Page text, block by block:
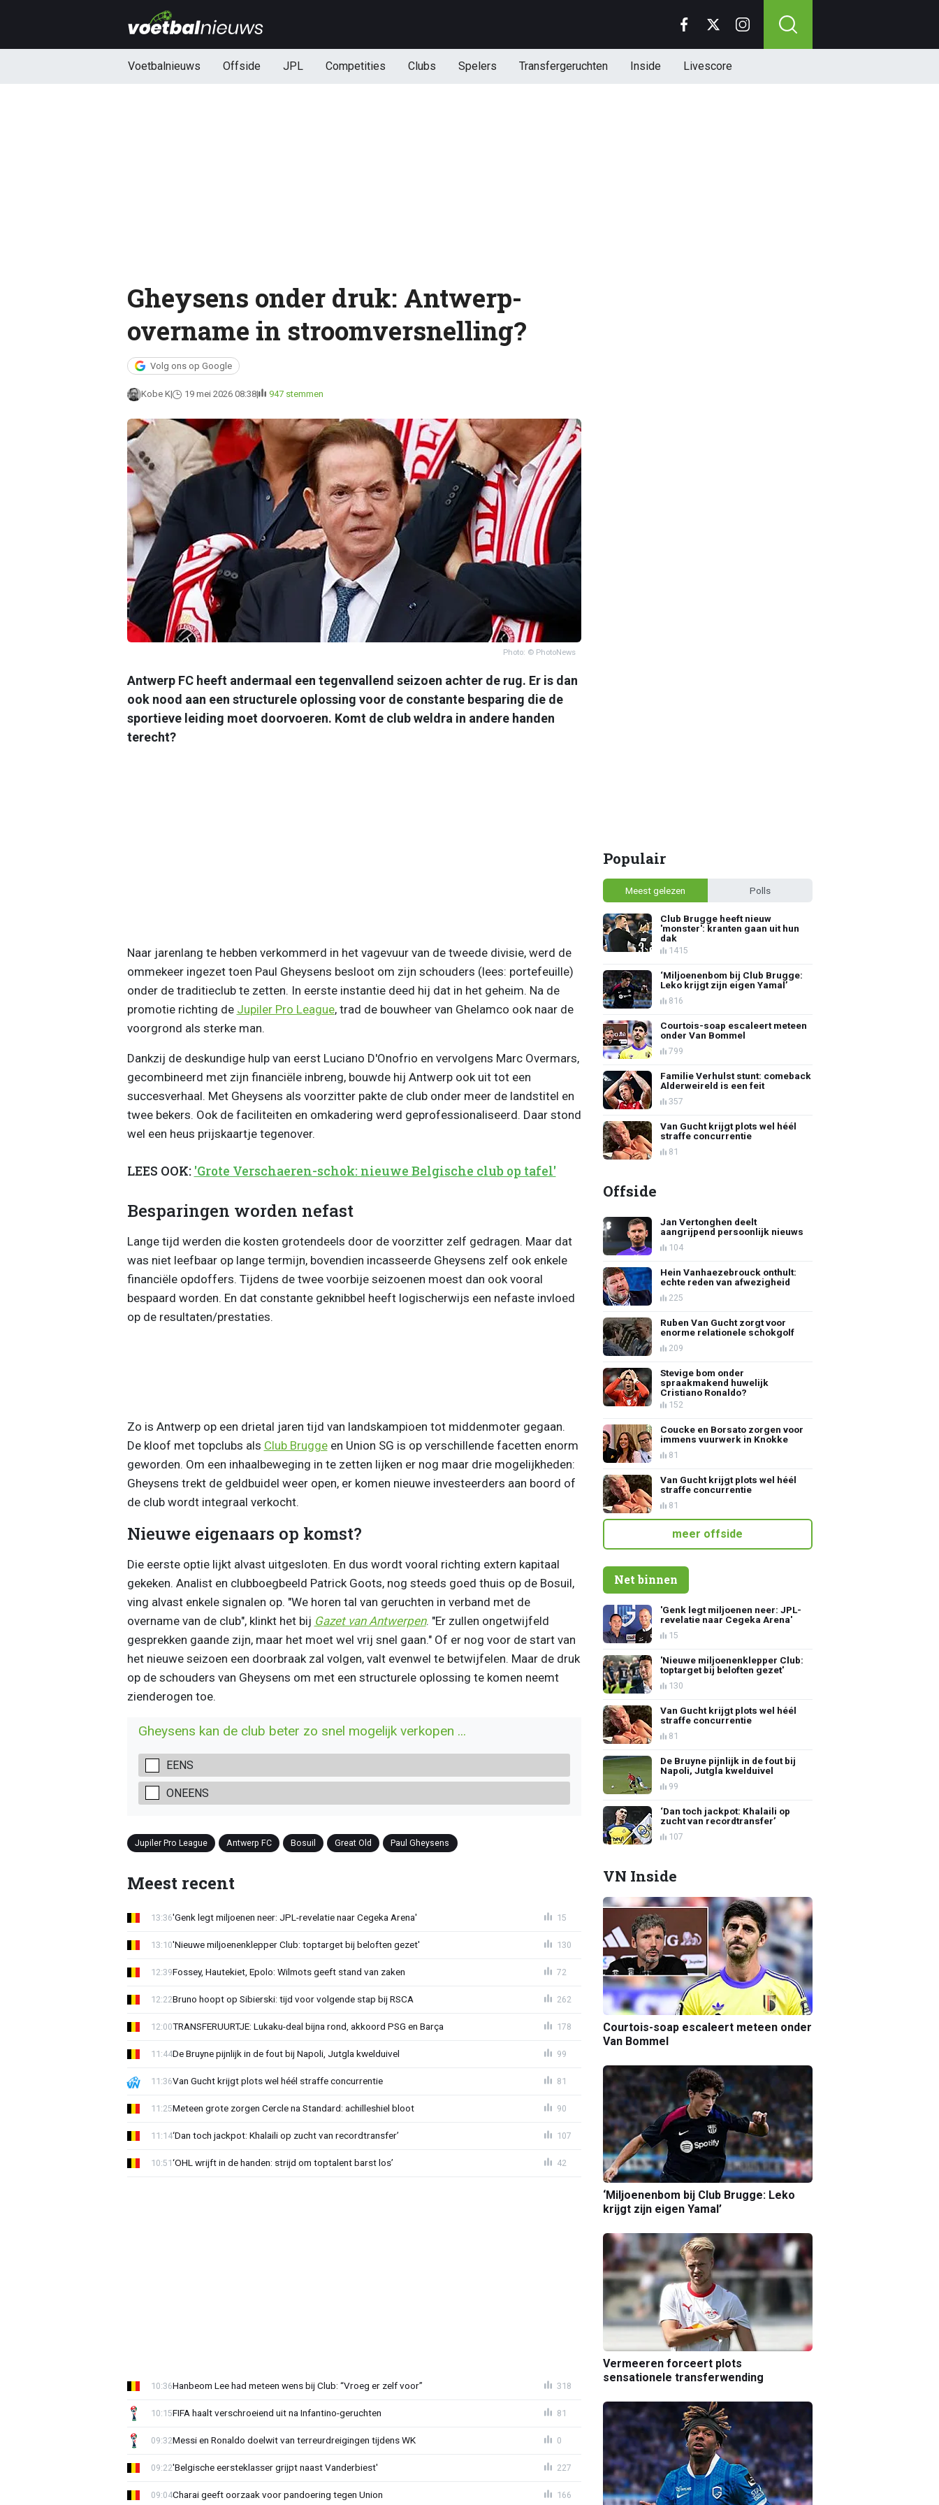
Voetbalnieuws Offside JPL Competities Clubs Spelers Transfergeruchten Inside Livescore
Gheysens onder druk: Antwerp-
overname in stroomversnelling?
Volg ons op Google
Kobe K 19 mei 2026 08:38 947 stemmen
Photo: © PhotoNews
Antwerp FC heeft andermaal een tegenvallend seizoen achter de rug. Er is dan
ook nood aan een structurele oplossing voor de constante besparing die de
sportieve leiding moet doorvoeren. Komt de club weldra in andere handen
terecht?
Naar jarenlang te hebben verkommerd in het vagevuur van de tweede divisie, werd de
ommekeer ingezet toen Paul Gheysens besloot om zijn schouders (lees: portefeuille)
onder de traditieclub te zetten. In eerste instantie deed hij dat in het geheim. Na de
promotie richting de Jupiler Pro League, trad de bouwheer van Ghelamco ook naar de
voorgrond als sterke man.
Dankzij de deskundige hulp van eerst Luciano D'Onofrio en vervolgens Marc Overmars,
gecombineerd met zijn financiële inbreng, bouwde hij Antwerp ook uit tot een
succesverhaal. Met Gheysens als voorzitter pakte de club onder meer de landstitel en
twee bekers. Ook de faciliteiten en omkadering werd geprofessionaliseerd. Daar stond
wel een heus prijskaartje tegenover.
LEES OOK: 'Grote Verschaeren-schok: nieuwe Belgische club op tafel'
Besparingen worden nefast
Lange tijd werden die kosten grotendeels door de voorzitter zelf gedragen. Maar dat
was niet leefbaar op lange termijn, bovendien incasseerde Gheysens zelf ook enkele
financiële opdoffers. Tijdens de twee voorbije seizoenen moest dan ook vooral
bespaard worden. En dat constante geknibbel heeft logischerwijs een nefaste invloed
op de resultaten/prestaties.
Zo is Antwerp op een drietal jaren tijd van landskampioen tot middenmoter gegaan.
De kloof met topclubs als Club Bruggeen Union SG is op verschillende facetten enorm
geworden. Om een inhaalbeweging in te zetten lijken er nog maar drie mogelijkheden:
Gheysens trekt de geldbuidel weer open, er komen nieuwe investeerders aan boord of
de club wordt integraal verkocht.
Nieuwe eigenaars op komst?
Die eerste optie lijkt alvast uitgesloten. En dus wordt vooral richting extern kapitaal
gekeken. Analist en clubboegbeeld Patrick Goots, nog steeds goed thuis op de Bosuil,
ving alvast enkele signalen op. "We horen tal van geruchten in verband met de
overname van de club", klinkt het bij Gazet van Antwerpen. "Er zullen ongetwijfeld
gesprekken gaande zijn, maar het moet wel vrij snel gaan." Of er nog voor de start van
het nieuwe seizoen een doorbraak zal volgen, valt evenwel te betwijfelen. Maar de druk
op de schouders van Gheysens om met een structurele oplossing te komen neemt
zienderogen toe.
Gheysens kan de club beter zo snel mogelijk verkopen ...
EENS
ONEENS
Jupiler Pro League Antwerp FC Bosuil Great Old Paul Gheysens
Meest recent
'Genk legt miljoenen neer: JPL-revelatie naar Cegeka Arena'
13:36 15
'Nieuwe miljoenenklepper Club: toptarget bij beloften gezet'
13:10 130
Fossey, Hautekiet, Epolo: Wilmots geeft stand van zaken
12:39 72
Bruno hoopt op Sibierski: tijd voor volgende stap bij RSCA
12:22 262
TRANSFERUURTJE: Lukaku-deal bijna rond, akkoord PSG en Barça
12:00 178
De Bruyne pijnlijk in de fout bij Napoli, Jutgla kwelduivel
11:44 99
Van Gucht krijgt plots wel héél straffe concurrentie
11:36 81
Meteen grote zorgen Cercle na Standard: achilleshiel bloot
11:25 90
‘Dan toch jackpot: Khalaili op zucht van recordtransfer’
11:14 107
‘OHL wrijft in de handen: strijd om toptalent barst los’
10:51 42
Hanbeom Lee had meteen wens bij Club: “Vroeg er zelf voor”
10:36 318
FIFA haalt verschroeiend uit na Infantino-geruchten
10:15 81
Messi en Ronaldo doelwit van terreurdreigingen tijdens WK
09:32 0
'Belgische eersteklasser grijpt naast Vanderbiest'
09:22 227
Charai geeft oorzaak voor pandoering tegen Union
09:04 166
Populair
Meest gelezen Polls
Club Brugge heeft nieuw
'monster': kranten gaan uit hun
dak
1415
‘Miljoenenbom bij Club Brugge:
Leko krijgt zijn eigen Yamal’
816
Courtois-soap escaleert meteen
onder Van Bommel
799
Familie Verhulst stunt: comeback
Alderweireld is een feit
357
Van Gucht krijgt plots wel héél
straffe concurrentie
81
Offside
Jan Vertonghen deelt
aangrijpend persoonlijk nieuws
104
Hein Vanhaezebrouck onthult:
echte reden van afwezigheid
225
Ruben Van Gucht zorgt voor
enorme relationele schokgolf
209
Stevige bom onder
spraakmakend huwelijk
Cristiano Ronaldo?
152
Coucke en Borsato zorgen voor
immens vuurwerk in Knokke
81
Van Gucht krijgt plots wel héél
straffe concurrentie
81
meer offside
Net binnen
'Genk legt miljoenen neer: JPL-
revelatie naar Cegeka Arena'
15
'Nieuwe miljoenenklepper Club:
toptarget bij beloften gezet'
130
Van Gucht krijgt plots wel héél
straffe concurrentie
81
De Bruyne pijnlijk in de fout bij
Napoli, Jutgla kwelduivel
99
‘Dan toch jackpot: Khalaili op
zucht van recordtransfer’
107
VN Inside
Courtois-soap escaleert meteen onder
Van Bommel
‘Miljoenenbom bij Club Brugge: Leko
krijgt zijn eigen Yamal’
Vermeeren forceert plots
sensationele transferwending